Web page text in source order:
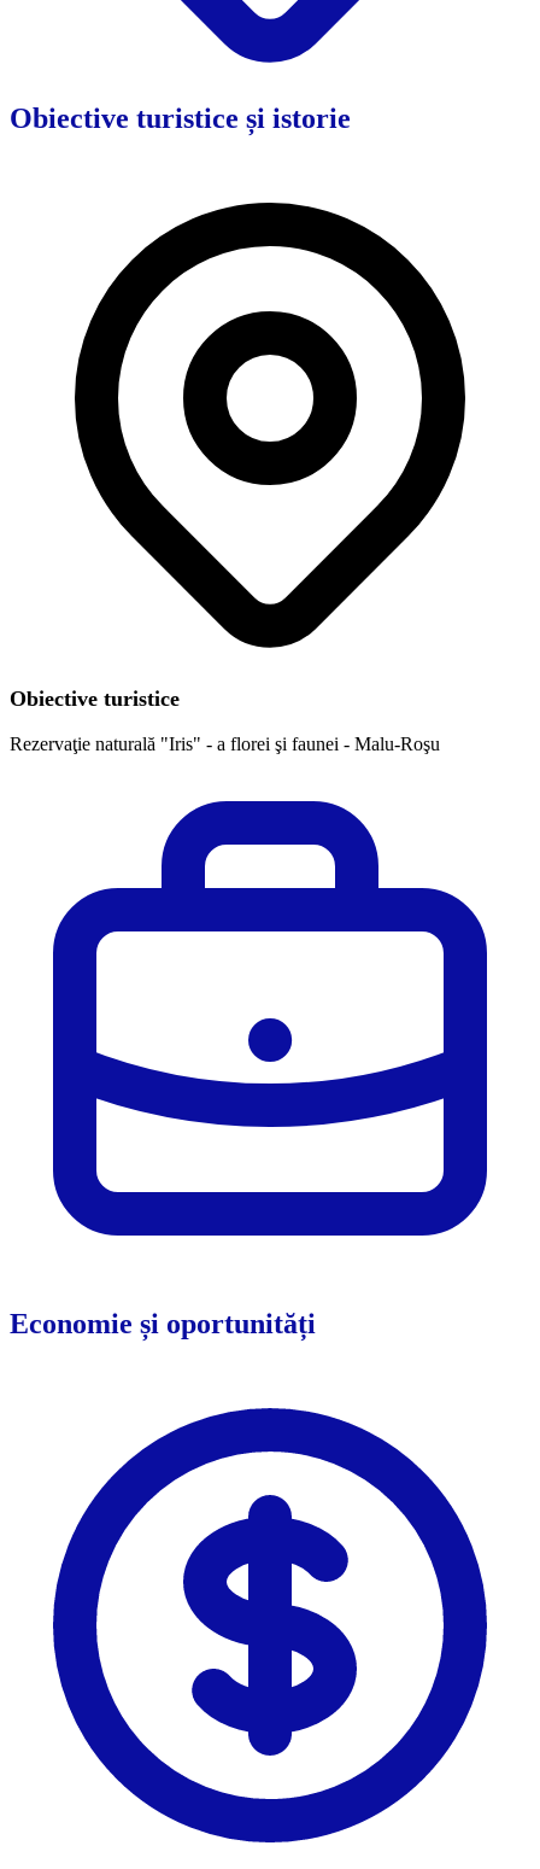
Obiective turistice și istorie
Obiective turistice
Rezervaţie naturală "Iris" - a florei şi faunei - Malu-Roşu
Economie și oportunități